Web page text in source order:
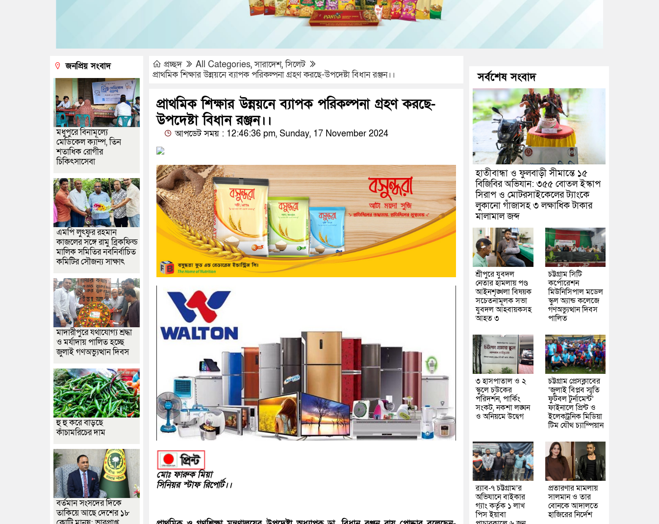
প্রচ্ছদ All Categories,সারাদেশ,সিলেট
প্রাথমিক শিক্ষার উন্নয়নে ব্যাপক পরিকল্পনা গ্রহণ করছে-উপদেষ্টা বিধান রঞ্জন।।
প্রাথমিক শিক্ষার উন্নয়নে ব্যাপক পরিকল্পনা গ্রহণ করছে-
উপদেষ্টা বিধান রঞ্জন।।
আপডেট সময় : 12:46:36 pm, Sunday, 17 November 2024
মোঃ ফারুক মিয়া
সিনিয়র স্টাফ রিপোর্ট।।
জনপ্রিয় সংবাদ
মধুপুরে বিনামূল্যে
মেডিকেল ক্যাম্প, তিন
শতাধিক রোগীর
চিকিৎসাসেবা
এমপি লুৎফুর রহমান
কাজলের সঙ্গে রামু ব্রিকফিল্ড
মালিক সমিতির নবনির্বাচিত
কমিটির সৌজন্য সাক্ষাৎ
মাদারীপুরে যথাযোগ্য শ্রদ্ধা
ও মর্যাদায় পালিত হচ্ছে
জুলাই গণঅভ্যুত্থান দিবস
হু হু করে বাড়ছে
কাঁচামরিচের দাম
বর্তমান সংসদের দিকে
তাকিয়ে আছে দেশের ১৮
সর্বশেষ সংবাদ
হাতীবান্ধা ও ফুলবাড়ী সীমান্তে ১৫
বিজিবির অভিযান: ৩৫৫ বোতল ইস্কাপ
সিরাপ ও মোটরসাইকেলের ট্যাংকে
লুকানো গাঁজাসহ ৩ লক্ষাধিক টাকার
মালামাল জব্দ
শ্রীপুরে যুবদল
নেতার হামলায় পণ্ড
আইনশৃঙ্খলা বিষয়ক
সচেতনামূলক সভা
যুবদল আহবায়কসহ
আহত ৩
চট্টগ্রাম সিটি
কর্পোরেশন
মিউনিসিপাল মডেল
স্কুল অ্যান্ড কলেজে
গণঅভ্যুত্থান দিবস
পালিত
৩ হাসপাতাল ও ২
স্কুলে চউকের
পরিদর্শন, পার্কিং
সংকট, নকশা লঙ্ঘন
ও অনিয়মে উদ্বেগ
চট্টগ্রাম প্রেসক্লাবের
‘জুলাই বিপ্লব স্মৃতি
ফুটবল টুর্নামেন্ট’
ফাইনালে প্রিন্ট ও
ইলেকট্রনিক মিডিয়া
টিম যৌথ চ্যাম্পিয়ান
র‌্যাব-৭ চট্টগ্রাম’র
অভিযানে বাইকার
গ্যাং কর্তৃক ১ লাখ
পিস ইয়াবা
প্রতারণার মামলায়
সালমান ও তার
বোনকে আদালতে
হাজিরের নির্দেশ